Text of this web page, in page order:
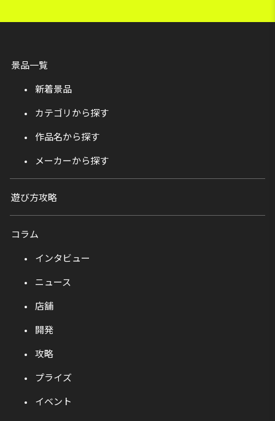
景品一覧
新着景品
カテゴリから探す
作品名から探す
メーカーから探す
遊び方攻略
コラム
インタビュー
ニュース
店舗
開発
攻略
プライズ
イベント